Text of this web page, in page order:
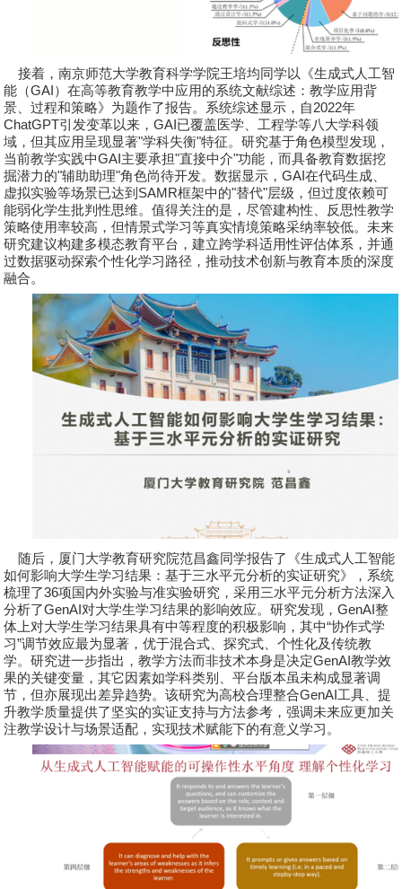
接着，南京师范大学教育科学学院王培均同学以《生成式人工智
能（GAI）在高等教育教学中应用的系统文献综述：教学应用背
景、过程和策略》为题作了报告。系统综述显示，自2022年
ChatGPT引发变革以来，GAI已覆盖医学、工程学等八大学科领
域，但其应用呈现显著"学科失衡"特征。研究基于角色模型发现，
当前教学实践中GAI主要承担"直接中介"功能，而具备教育数据挖
掘潜力的"辅助助理"角色尚待开发。数据显示，GAI在代码生成、
虚拟实验等场景已达到 SAMR框架中的"替代"层级，但过度依赖可
能弱化学生批判性思维。值得关注的是，尽管建构性、反思性教学
策略使用率较高，但情景式学习等真实情境策略采纳率较低。未来
研究建议构建多模态教育平台，建立跨学科适用性评估体系，并通
过数据驱动探索个性化学习路径，推动技术创新与教育本质的深度
融合。
随后，厦门大学教育研究院范昌鑫同学报告了《生成式人工智能
如何影响大学生学习结果：基于三水平元分析的实证研究》，系统
梳理了36项国内外实验与准实验研究，采用三水平元分析方法深入
分析了GenAI对大学生学习结果的影响效应。研究发现，GenAI整
体上对大学生学习结果具有中等程度的积极影响，其中“协作式学
习”调节效应最为显著，优于混合式、探究式、个性化及传统教
学。研究进一步指出，教学方法而非技术本身是决定GenAI教学效
果的关键变量，其它因素如学科类别、平台版本虽未构成显著调
节，但亦展现出差异趋势。该研究为高校合理整合GenAI工具、提
升教学质量提供了坚实的实证支持与方法参考，强调未来应更加关
注教学设计与场景适配，实现技术赋能下的有意义学习。